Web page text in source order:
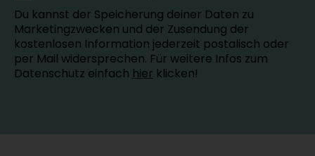
Du kannst der Speicherung deiner Daten zu
Marketingzwecken und der Zusendung der
kostenlosen Information jederzeit postalisch oder
per Mail widersprechen. Für weitere Infos zum
Datenschutz einfach hier klicken!